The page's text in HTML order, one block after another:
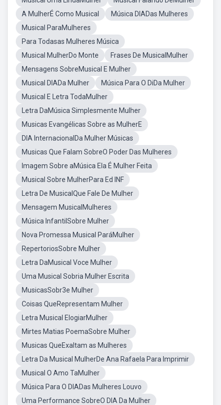
A MulherÉ Como Musical
Música DIADas Mulheres
Musical ParaMulheres
Para Todasas Mulheres Música
Musical MulherDo Monte
Frases De MusicalMulher
Mensagens SobreMusical E Mulher
Musical DIADa Mulher
Música Para O DiDa Mulher
Musical E Letra TodaMulher
Letra DaMúsica Simplesmente Mulher
Musicas Evangélicas Sobre as MulherE
DIA InternacionalDa Mulher Músicas
Musicas Que Falam SobreO Poder Das Mulheres
Imagem Sobre aMúsica Ela É Mulher Feita
Musical Sobre MulherPara Ed INF
Letra De MusicalQue Fale De Mulher
Mensagem MusicalMulheres
Música InfantilSobre Mulher
Nova Promessa Musical ParáMulher
RepertoriosSobre Mulher
Letra DaMusical Voce Mulher
Uma Musical Sobria Mulher Escrita
MusicasSobr3e Mulher
Coisas QueRepresentam Mulher
Letra Musical ElogiarMulher
Mirtes Matias PoemaSobre Mulher
Musicas QueExaltam as Mulheres
Letra Da Musical MulherDe Ana Rafaela Para Imprimir
Musical O Amo TaMulher
Música Para O DIADas Mulheres Louvo
Uma Performance SobreO DIA Da Mulher